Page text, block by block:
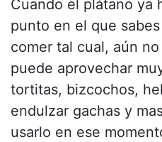
Cuando el plátano ya
punto en el que
comer tal cual, aún
puede aprovechar
tortitas, bizcochos,
endulzar gachas y
usarlo en ese